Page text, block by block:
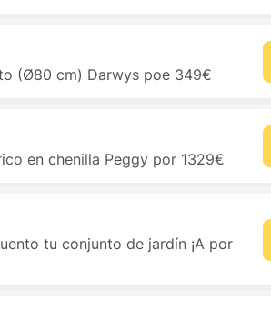
(Ø80 cm) Darwys poe 349€
en chenilla Peggy por 1329€
tu conjunto de jardín ¡A por